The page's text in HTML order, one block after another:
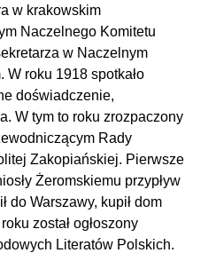
w krakowskim
Naczelnego Komitetu
w Naczelnym
W roku 1918 spotkało
doświadczenie,
W tym to roku zrozpaczony
Rady
Zakopiańskiej. Pierwsze
Żeromskiemu przypływ
do Warszawy, kupił dom
został ogłoszony
Literatów Polskich.